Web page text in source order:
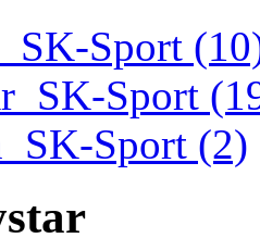
Sport
Sport
Sport (2)